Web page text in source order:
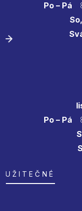
Po – Pá
Po – Pá
UŽITEČNÉ